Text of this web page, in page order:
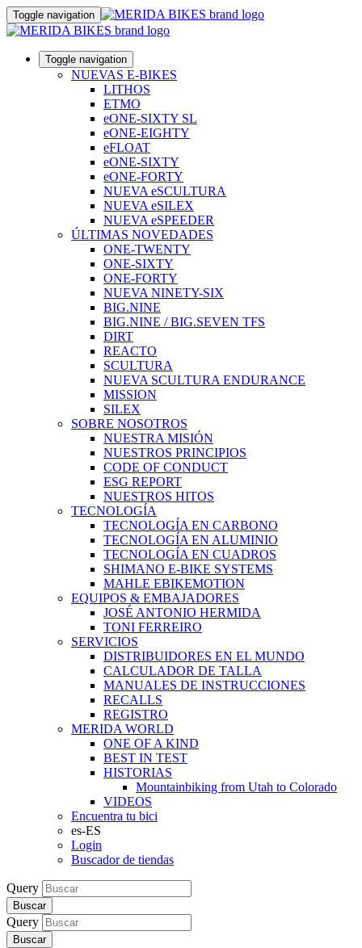
Toggle navigation
Toggle navigation
NUEVAS E-BIKES
LITHOS
ETMO
eONE-SIXTY SL
eONE-EIGHTY
eFLOAT
eONE-SIXTY
eONE-FORTY
NUEVA eSCULTURA
NUEVA eSILEX
NUEVA eSPEEDER
ÚLTIMAS NOVEDADES
ONE-TWENTY
ONE-SIXTY
ONE-FORTY
NUEVA NINETY-SIX
BIG.NINE
BIG.NINE / BIG.SEVEN TFS
DIRT
REACTO
SCULTURA
NUEVA SCULTURA ENDURANCE
MISSION
SILEX
SOBRE NOSOTROS
NUESTRA MISIÓN
NUESTROS PRINCIPIOS
CODE OF CONDUCT
ESG REPORT
NUESTROS HITOS
TECNOLOGÍA
TECNOLOGÍA EN CARBONO
TECNOLOGÍA EN ALUMINIO
TECNOLOGÍA EN CUADROS
SHIMANO E-BIKE SYSTEMS
MAHLE EBIKEMOTION
EQUIPOS & EMBAJADORES
JOSÉ ANTONIO HERMIDA
TONI FERREIRO
SERVICIOS
DISTRIBUIDORES EN EL MUNDO
CALCULADOR DE TALLA
MANUALES DE INSTRUCCIONES
RECALLS
REGISTRO
MERIDA WORLD
ONE OF A KIND
BEST IN TEST
HISTORIAS
Mountainbiking from Utah to Colorado
VIDEOS
Encuentra tu bici
es-ES
Login
Buscador de tiendas
Query
Buscar
Query
Buscar